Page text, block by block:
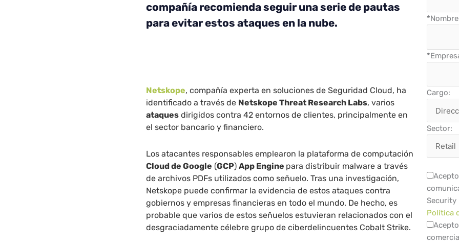
compañía recomienda seguir una serie de pautas
para evitar estos ataques en la nube.
Netskope, compañía experta en soluciones de Seguridad Cloud, ha
identificado a través de Netskope Threat Research Labs, varios
ataques dirigidos contra 42 entornos de clientes, principalmente en
el sector bancario y financiero.
Los atacantes responsables emplearon la plataforma de computación
Cloud de Google (GCP)App Engine para distribuir malware a través
de archivos PDFs utilizados como señuelo. Tras una investigación,
Netskope puede confirmar la evidencia de estos ataques contra
gobiernos y empresas financieras en todo el mundo. De hecho, es
probable que varios de estos señuelos estuvieran relacionados con el
desgraciadamente célebre grupo de ciberdelincuentes Cobalt Strike.
*
*
Cargo:
Sector:
Security
Política